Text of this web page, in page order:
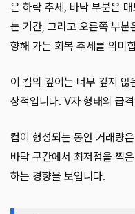
은 하락 추세, 바닥 부분은
는 기간, 그리고 오른쪽 부분
향해 가는 회복 추세를 의미
이 컵의 깊이는 너무 깊지 않
상적입니다. V자 형태의 급
컵이 형성되는 동안 거래량
바닥 구간에서 최저점을 찍
하는 경향을 보입니다.